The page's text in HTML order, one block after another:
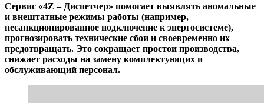
Сервис «4Z – Диспетчер» помогает выявлять аномальные
и внештатные режимы работы (например,
несанкционированное подключение к энергосистеме),
прогнозировать технические сбои и своевременно их
предотвращать. Это сокращает простои производства,
снижает расходы на замену комплектующих и
обслуживающий персонал.